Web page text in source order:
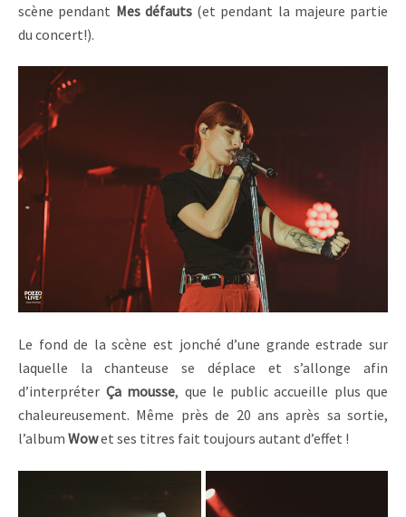
scène pendant Mes défauts(et pendant la majeure partie
du concert!).
Le fond de la scène est jonché d’une grande estrade sur
laquelle la chanteuse se déplace et s’allonge afin
d’interpréter Ça mousse, que le public accueille plus que
chaleureusement. Même près de 20 ans après sa sortie,
l’album Wowet ses titres fait toujours autant d’effet !